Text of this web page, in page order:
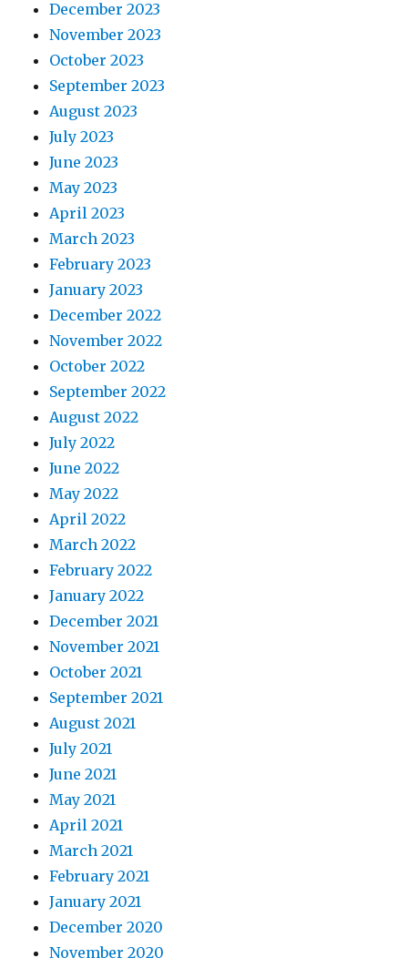
December 2023
November 2023
October 2023
September 2023
August 2023
July 2023
June 2023
May 2023
April 2023
March 2023
February 2023
January 2023
December 2022
November 2022
October 2022
September 2022
August 2022
July 2022
June 2022
May 2022
April 2022
March 2022
February 2022
January 2022
December 2021
November 2021
October 2021
September 2021
August 2021
July 2021
June 2021
May 2021
April 2021
March 2021
February 2021
January 2021
December 2020
November 2020